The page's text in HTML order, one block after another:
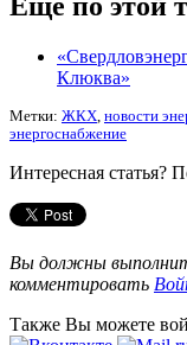
Клюква»
Метки: ЖКХ новости
энергоснабжение
Интересная статья?
Вы должны
комментировать
Также Вы можете